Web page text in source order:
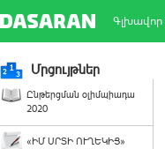
Գլխավոր
Մրցույթներ
Ընթերցման օլիմպիադա
2020
«ԻՄ ՍՐՏԻ ՈՒՂԵԿԻՑ»